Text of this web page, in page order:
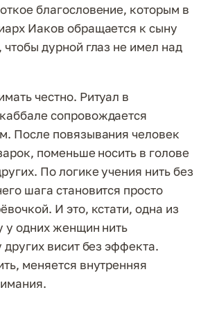
благословение, которым в
Иаков обращается к сыну
дурной глаз не имел над
честно. Ритуал в
сопровождается
После повязывания человек
поменьше носить в голове
По логике учения нить без
шага становится просто
И это, кстати, одна из
у одних женщин нить
других висит без эффекта.
меняется внутренняя